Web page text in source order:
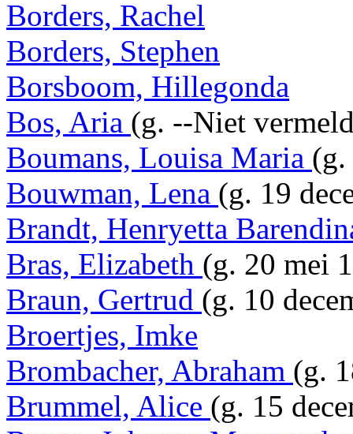
Borders, Rachel
Borders, Stephen
Borsboom, Hillegonda
Bos, Aria (g. --Niet
Boumans, Louisa Maria
Bouwman, Lena (g. 19
Brandt, Henryetta
Bras, Elizabeth (g. 20 mei
Braun, Gertrud (g. 10
Broertjes, Imke
Brombacher, Abraham (g.
Brummel, Alice (g. 15